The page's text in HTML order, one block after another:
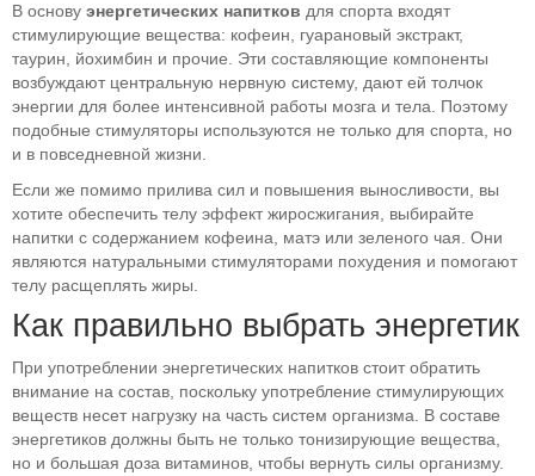
В основу энергетических напитков для спорта входят
стимулирующие вещества: кофеин, гуарановый экстракт,
таурин, йохимбин и прочие. Эти составляющие компоненты
возбуждают центральную нервную систему, дают ей толчок
энергии для более интенсивной работы мозга и тела. Поэтому
подобные стимуляторы используются не только для спорта, но
и в повседневной жизни.
Если же помимо прилива сил и повышения выносливости, вы
хотите обеспечить телу эффект жиросжигания, выбирайте
напитки с содержанием кофеина, матэ или зеленого чая. Они
являются натуральными стимуляторами похудения и помогают
телу расщеплять жиры.
Как правильно выбрать энергетик
При употреблении энергетических напитков стоит обратить
внимание на состав, поскольку употребление стимулирующих
веществ несет нагрузку на часть систем организма. В составе
энергетиков должны быть не только тонизирующие вещества,
но и большая доза витаминов, чтобы вернуть силы организму.